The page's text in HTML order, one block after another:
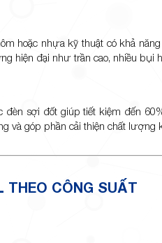
hoặc nhựa kỹ thuật có khả năng
hiện đại như trần cao, nhiều bụi
đèn sợi đốt giúp tiết kiệm đến
và góp phần cải thiện chất lượng
THEO CÔNG SUẤT